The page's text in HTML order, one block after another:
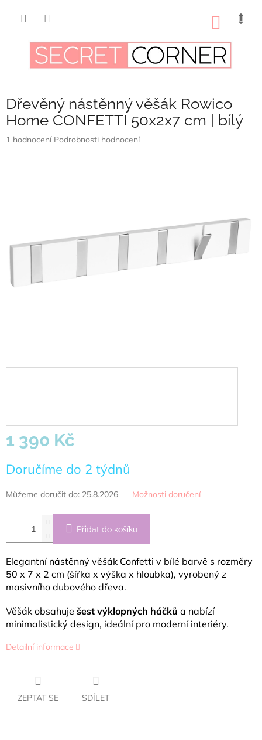
Dřevěný nástěnný věšák Rowico
Home CONFETTI 50x2x7 cm | bílý
Průměrné
1 hodnocení Podrobnosti hodnocení
1 390 Kč
cena:
Doručíme do 2 týdnů
Můžeme doručit do: 25.8.2026 Možnosti doručení
Přidat do košíku
Elegantní nástěnný věšák Confetti v bílé barvě s rozměry
50 x 7 x 2 cm (šířka x výška x hloubka), vyrobený z
masivního dubového dřeva.
Věšák obsahuje šest výklopných háčků a nabízí
minimalistický design, ideální pro moderní interiéry.
Detailní informace
ZEPTAT SE SDÍLET